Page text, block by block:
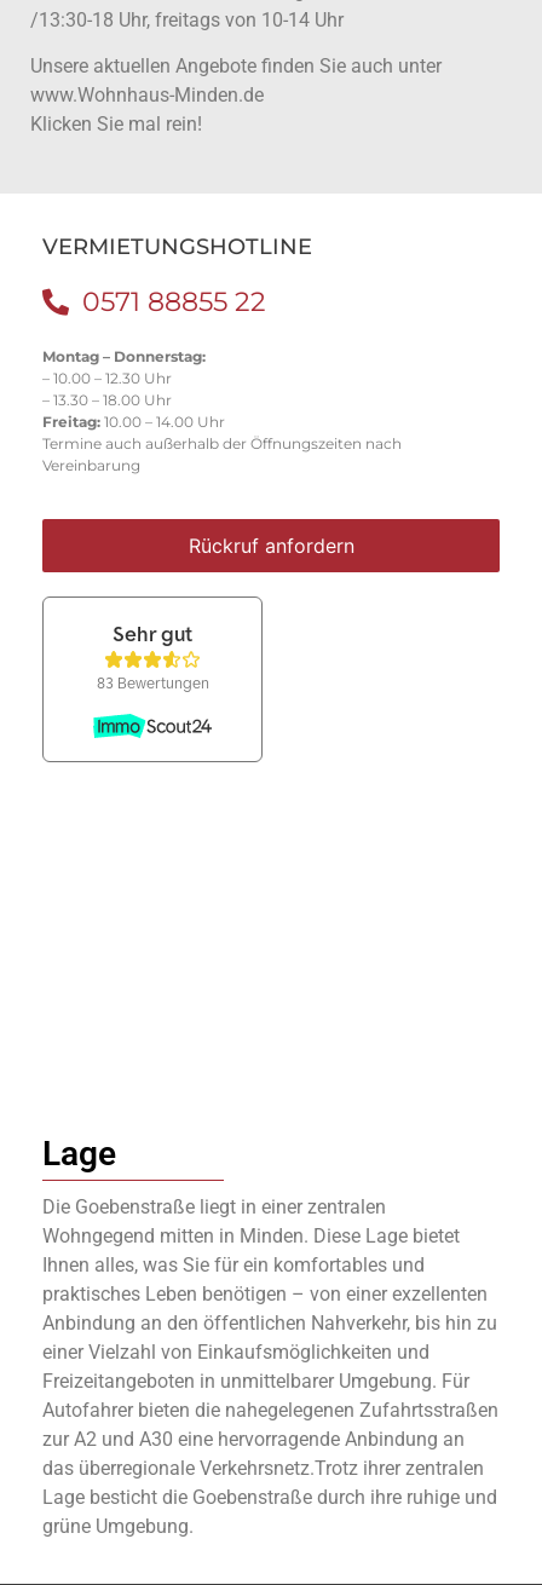
/13:30-18 Uhr, freitags von 10-14 Uhr
Unsere aktuellen Angebote finden Sie auch unter
www.Wohnhaus-Minden.de
Klicken Sie mal rein!
VERMIETUNGSHOTLINE
0571 88855 22
Montag – Donnerstag:
– 10.00 – 12.30 Uhr
– 13.30 – 18.00 Uhr
Freitag: 10.00 – 14.00 Uhr
Termine auch außerhalb der Öffnungszeiten nach
Vereinbarung
Rückruf anfordern
Lage
Die Goebenstraße liegt in einer zentralen
Wohngegend mitten in Minden. Diese Lage bietet
Ihnen alles, was Sie für ein komfortables und
praktisches Leben benötigen – von einer exzellenten
Anbindung an den öffentlichen Nahverkehr, bis hin zu
einer Vielzahl von Einkaufsmöglichkeiten und
Freizeitangeboten in unmittelbarer Umgebung. Für
Autofahrer bieten die nahegelegenen Zufahrtsstraßen
zur A2 und A30 eine hervorragende Anbindung an
das überregionale Verkehrsnetz.Trotz ihrer zentralen
Lage besticht die Goebenstraße durch ihre ruhige und
grüne Umgebung.